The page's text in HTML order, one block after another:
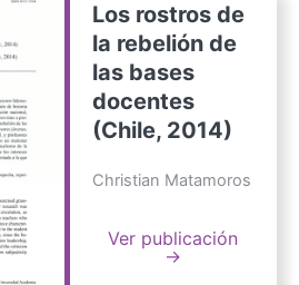
Los rostros de
la rebelión de
las bases
docentes
(Chile, 2014)
Christian Matamoros
Ver publicación
→